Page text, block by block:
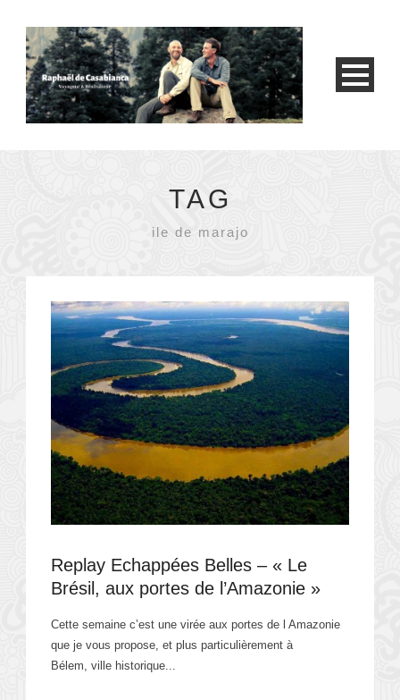
TAG
ile de marajo
Replay Echappées Belles – « Le
Brésil, aux portes de l’Amazonie »
Cette semaine c’est une virée aux portes de l Amazonie
que je vous propose, et plus particulièrement à
Bélem, ville historique...